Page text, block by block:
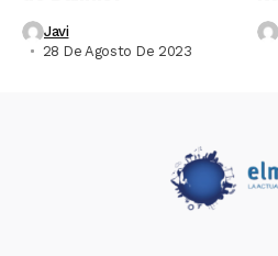
Javi
28 De Agosto De 2023